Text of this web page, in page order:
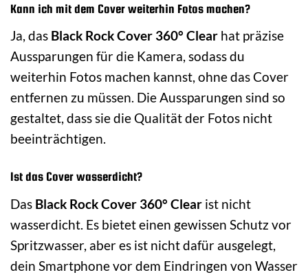
Kann ich mit dem Cover weiterhin Fotos machen?
Ja, das Black Rock Cover 360° Clear hat präzise
Aussparungen für die Kamera, sodass du
weiterhin Fotos machen kannst, ohne das Cover
entfernen zu müssen. Die Aussparungen sind so
gestaltet, dass sie die Qualität der Fotos nicht
beeinträchtigen.
Ist das Cover wasserdicht?
Das Black Rock Cover 360° Clear ist nicht
wasserdicht. Es bietet einen gewissen Schutz vor
Spritzwasser, aber es ist nicht dafür ausgelegt,
dein Smartphone vor dem Eindringen von Wasser